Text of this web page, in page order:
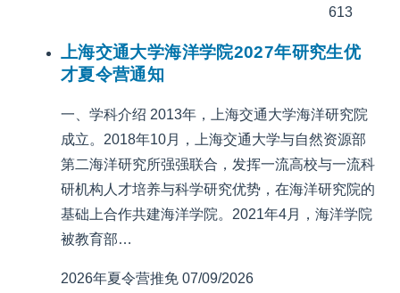
613
上海交通大学海洋学院2027年研究生优
才夏令营通知
一、学科介绍 2013年，上海交通大学海洋研究院
成立。2018年10月，上海交通大学与自然资源部
第二海洋研究所强强联合，发挥一流高校与一流科
研机构人才培养与科学研究优势，在海洋研究院的
基础上合作共建海洋学院。2021年4月，海洋学院
被教育部…
2026年夏令营推免 07/09/2026